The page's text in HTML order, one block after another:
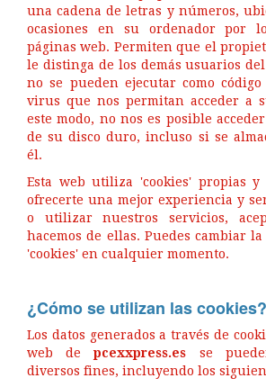
una cadena de letras y números,
ocasiones en su ordenador por
páginas web. Permiten que el
le distinga de los demás usuarios
no se pueden ejecutar como
virus que nos permitan acceder a
este modo, no nos es posible
de su disco duro, incluso si se
él.
Esta web utiliza 'cookies' propias y
ofrecerte una mejor experiencia y
o utilizar nuestros servicios,
hacemos de ellas. Puedes cambiar
'cookies' en cualquier momento.
¿Cómo se utilizan las cookies?
Los datos generados a través de
web depcexxpress.es se
diversos fines, incluyendo los